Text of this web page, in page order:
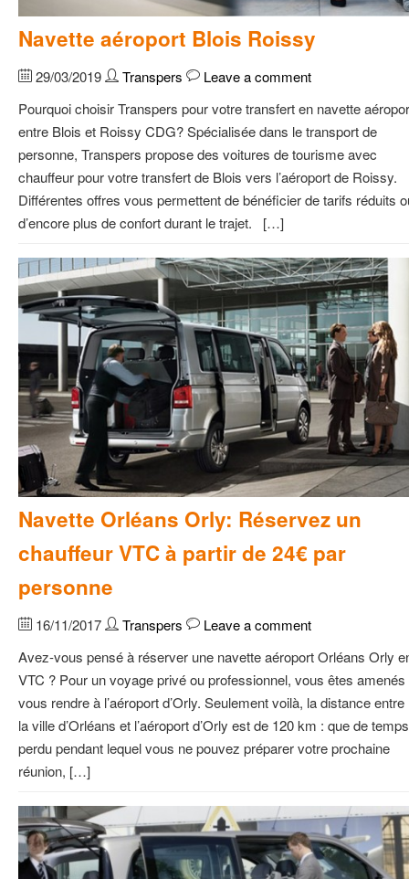
Navette aéroport Blois Roissy
29/03/2019 Transpers
Leave a comment
Pourquoi choisir Transpers pour votre transfert en navette
entre Blois et Roissy CDG? Spécialisée dans le transport de
personne, Transpers propose des voitures de tourisme avec
chauffeur pour votre transfert de Blois vers l’aéroport de Roissy.
Différentes offres vous permettent de bénéficier de tarifs réduits
d’encore plus de confort durant le trajet. […]
Navette Orléans Orly: Réservez un
chauffeur VTC à partir de 24€ par
personne
16/11/2017 Transpers
Leave a comment
Avez-vous pensé à réserver une navette aéroport Orléans Orly
VTC ? Pour un voyage privé ou professionnel, vous êtes amenés
vous rendre à l’aéroport d’Orly. Seulement voilà, la distance entre
la ville d’Orléans et l’aéroport d’Orly est de 120 km : que de temps
perdu pendant lequel vous ne pouvez préparer votre prochaine
réunion, […]